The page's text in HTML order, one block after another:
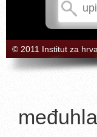
© 2011 Institut za